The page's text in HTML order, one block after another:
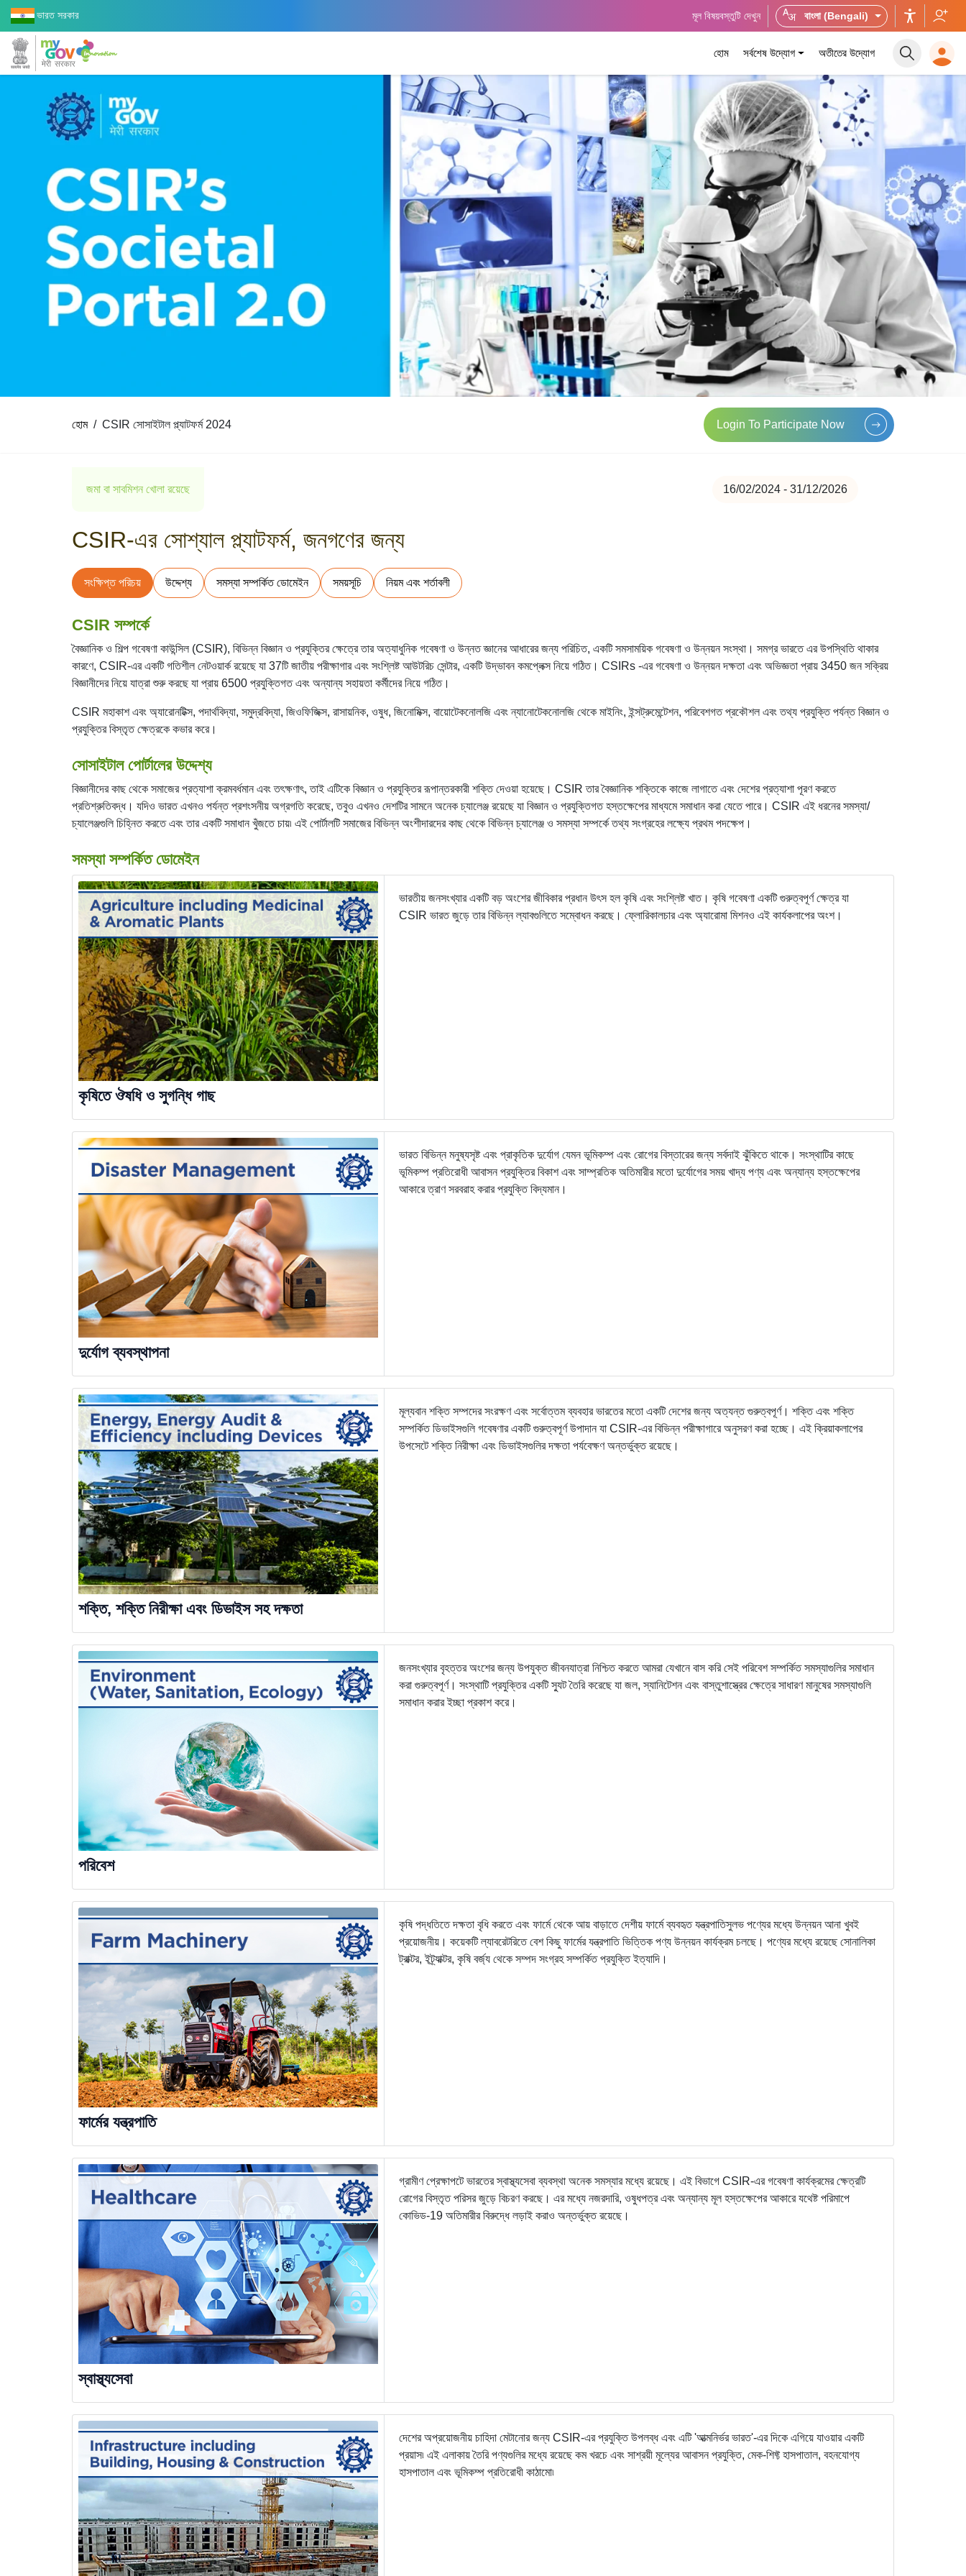
ভারত সরকার মূল বিষয়বস্তুটি দেখুন বাংলা (Bengali)
হোম সর্বশেষ উদ্যোগ অতীতের উদ্যোগ
হোম CSIR সোসাইটাল প্ল্যাটফর্ম 2024 Login To Participate Now
জমা বা সাবমিশন খোলা রয়েছে 16/02/2024 - 31/12/2026
CSIR-এর সোশ্যাল প্ল্যাটফর্ম, জনগণের জন্য
সংক্ষিপ্ত পরিচয় উদ্দেশ্য সমস্যা সম্পর্কিত ডোমেইন সময়সূচি নিয়ম এবং শর্তাবলী
CSIR সম্পর্কে
বৈজ্ঞানিক ও শিল্প গবেষণা কাউন্সিল (CSIR), বিভিন্ন বিজ্ঞান ও প্রযুক্তির ক্ষেত্রে তার অত্যাধুনিক গবেষণা ও উন্নত জ্ঞানের আধারের জন্য পরিচিত, একটি সমসাময়িক গবেষণা ও উন্নয়ন সংস্থা। সমগ্র ভারতে এর উপস্থিতি থাকার
কারণে, CSIR-এর একটি গতিশীল নেটওয়ার্ক রয়েছে যা 37টি জাতীয় পরীক্ষাগার এবং সংশ্লিষ্ট আউটরিচ সেন্টার, একটি উদ্ভাবন কমপ্লেক্স নিয়ে গঠিত। CSIRs -এর গবেষণা ও উন্নয়ন দক্ষতা এবং অভিজ্ঞতা প্রায় 3450 জন সক্রিয়
বিজ্ঞানীদের নিয়ে যাত্রা শুরু করছে যা প্রায় 6500 প্রযুক্তিগত এবং অন্যান্য সহায়তা কর্মীদের নিয়ে গঠিত।
CSIR মহাকাশ এবং অ্যারোনটিক্স, পদার্থবিদ্যা, সমুদ্রবিদ্যা, জিওফিজিক্স, রাসায়নিক, ওষুধ, জিনোমিক্স, বায়োটেকনোলজি এবং ন্যানোটেকনোলজি থেকে মাইনিং, ইন্সট্রুমেন্টেশন, পরিবেশগত প্রকৌশল এবং তথ্য প্রযুক্তি পর্যন্ত বিজ্ঞান ও
প্রযুক্তির বিস্তৃত ক্ষেত্রকে কভার করে।
সোসাইটাল পোর্টালের উদ্দেশ্য
বিজ্ঞানীদের কাছ থেকে সমাজের প্রত্যাশা ক্রমবর্ধমান এবং তৎক্ষণাৎ, তাই এটিকে বিজ্ঞান ও প্রযুক্তির রূপান্তরকারী শক্তি দেওয়া হয়েছে। CSIR তার বৈজ্ঞানিক শক্তিকে কাজে লাগাতে এবং দেশের প্রত্যাশা পূরণ করতে
প্রতিশ্রুতিবদ্ধ। যদিও ভারত এখনও পর্যন্ত প্রশংসনীয় অগ্রগতি করেছে, তবুও এখনও দেশটির সামনে অনেক চ্যালেঞ্জ রয়েছে যা বিজ্ঞান ও প্রযুক্তিগত হস্তক্ষেপের মাধ্যমে সমাধান করা যেতে পারে। CSIR এই ধরনের সমস্যা/
চ্যালেঞ্জগুলি চিহ্নিত করতে এবং তার একটি সমাধান খুঁজতে চায়৷ এই পোর্টালটি সমাজের বিভিন্ন অংশীদারদের কাছ থেকে বিভিন্ন চ্যালেঞ্জ ও সমস্যা সম্পর্কে তথ্য সংগ্রহের লক্ষ্যে প্রথম পদক্ষেপ।
সমস্যা সম্পর্কিত ডোমেইন
কৃষিতে ঔষধি ও সুগন্ধি গাছ
ভারতীয় জনসংখ্যার একটি বড় অংশের জীবিকার প্রধান উৎস হল কৃষি এবং সংশ্লিষ্ট খাত। কৃষি গবেষণা একটি গুরুত্বপূর্ণ ক্ষেত্র যা
CSIR ভারত জুড়ে তার বিভিন্ন ল্যাবগুলিতে সম্বোধন করছে। ফ্লোরিকালচার এবং অ্যারোমা মিশনও এই কার্যকলাপের অংশ।
দুর্যোগ ব্যবস্থাপনা
ভারত বিভিন্ন মনুষ্যসৃষ্ট এবং প্রাকৃতিক দুর্যোগ যেমন ভূমিকম্প এবং রোগের বিস্তারের জন্য সর্বদাই ঝুঁকিতে থাকে। সংস্থাটির কাছে
ভূমিকম্প প্রতিরোধী আবাসন প্রযুক্তির বিকাশ এবং সাম্প্রতিক অতিমারীর মতো দুর্যোগের সময় খাদ্য পণ্য এবং অন্যান্য হস্তক্ষেপের
আকারে ত্রাণ সরবরাহ করার প্রযুক্তি বিদ্যমান।
শক্তি, শক্তি নিরীক্ষা এবং ডিভাইস সহ দক্ষতা
মূল্যবান শক্তি সম্পদের সংরক্ষণ এবং সর্বোত্তম ব্যবহার ভারতের মতো একটি দেশের জন্য অত্যন্ত গুরুত্বপূর্ণ। শক্তি এবং শক্তি
সম্পর্কিত ডিভাইসগুলি গবেষণার একটি গুরুত্বপূর্ণ উপাদান যা CSIR-এর বিভিন্ন পরীক্ষাগারে অনুসরণ করা হচ্ছে। এই ক্রিয়াকলাপের
উপসেটে শক্তি নিরীক্ষা এবং ডিভাইসগুলির দক্ষতা পর্যবেক্ষণ অন্তর্ভুক্ত রয়েছে।
পরিবেশ
জনসংখ্যার বৃহত্তর অংশের জন্য উপযুক্ত জীবনযাত্রা নিশ্চিত করতে আমরা যেখানে বাস করি সেই পরিবেশ সম্পর্কিত সমস্যাগুলির সমাধান
করা গুরুত্বপূর্ণ। সংস্থাটি প্রযুক্তির একটি স্যুট তৈরি করেছে যা জল, স্যানিটেশন এবং বাস্তুশাস্ত্রের ক্ষেত্রে সাধারণ মানুষের সমস্যাগুলি
সমাধান করার ইচ্ছা প্রকাশ করে।
ফার্মের যন্ত্রপাতি
কৃষি পদ্ধতিতে দক্ষতা বৃধি করতে এবং ফার্মে থেকে আয় বাড়াতে দেশীয় ফার্মে ব্যবহৃত যন্ত্রপাতিসুলভ পণ্যের মধ্যে উন্নয়ন আনা খুবই
প্রয়োজনীয়। কয়েকটি ল্যাবরেটরিতে বেশ কিছু ফার্মের যন্ত্রপাতি ভিত্তিক পণ্য উন্নয়ন কার্যক্রম চলছে। পণ্যের মধ্যে রয়েছে সোনালিকা
ট্রাক্টর, ইট্র্যাক্টর, কৃষি বর্জ্য থেকে সম্পদ সংগ্রহ সম্পর্কিত প্রযুক্তি ইত্যাদি।
স্বাস্থ্যসেবা
গ্রামীণ প্রেক্ষাপটে ভারতের স্বাস্থ্যসেবা ব্যবস্থা অনেক সমস্যার মধ্যে রয়েছে। এই বিভাগে CSIR-এর গবেষণা কার্যক্রমের ক্ষেত্রটি
রোগের বিস্তৃত পরিসর জুড়ে বিচরণ করছে। এর মধ্যে নজরদারি, ওষুধপত্র এবং অন্যান্য মূল হস্তক্ষেপের আকারে যথেষ্ট পরিমাপে
কোভিড-19 অতিমারীর বিরুদ্ধে লড়াই করাও অন্তর্ভুক্ত রয়েছে।
দেশের অপ্রয়োজনীয় চাহিদা মেটানোর জন্য CSIR-এর প্রযুক্তি উপলব্ধ এবং এটি 'আত্মনির্ভর ভারত'-এর দিকে এগিয়ে যাওয়ার একটি
প্রয়াস৷ এই এলাকায় তৈরি পণ্যগুলির মধ্যে রয়েছে কম খরচে এবং সাশ্রয়ী মূল্যের আবাসন প্রযুক্তি, মেক-শিফ্ট হাসপাতাল, বহনযোগ্য
হাসপাতাল এবং ভূমিকম্প প্রতিরোধী কাঠামো৷